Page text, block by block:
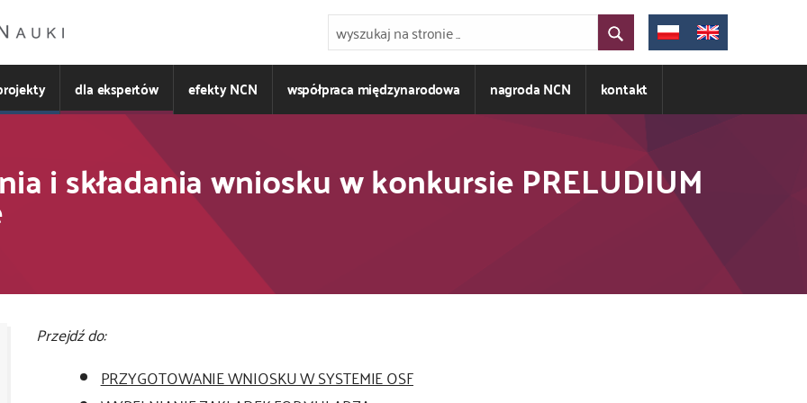
dla ekspertów efekty NCN współpraca międzynarodowa nagroda NCN kontakt
i składania wniosku w konkursie PRELUDIUM
Przejdź do:
PRZYGOTOWANIE WNIOSKU W SYSTEMIE OSF